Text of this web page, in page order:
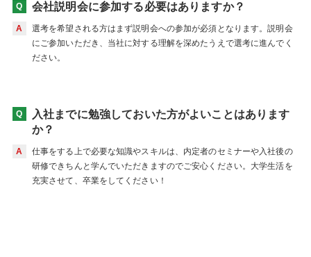
会社説明会に参加する必要はありますか？
選考を希望される方はまず説明会への参加が必須となります。説明会
にご参加いただき、当社に対する理解を深めたうえで選考に進んでく
ださい。
入社までに勉強しておいた方がよいことはあります
か？
仕事をする上で必要な知識やスキルは、内定者のセミナーや入社後の
研修できちんと学んでいただきますのでご安心ください。大学生活を
充実させて、卒業をしてください！